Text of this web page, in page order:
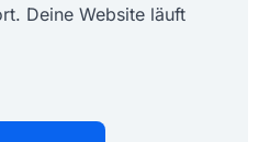
Deine Website läuft